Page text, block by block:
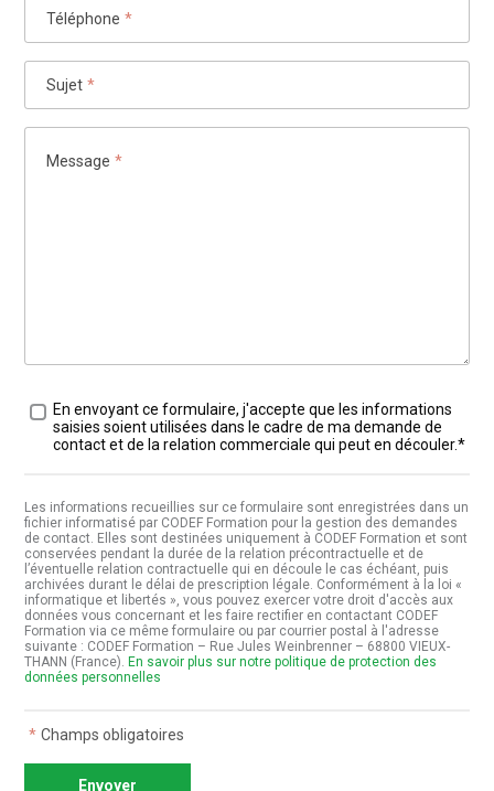
Téléphone *
Sujet *
Message *
Traitement des données *
En envoyant ce formulaire, j'accepte que les informations
saisies soient utilisées dans le cadre de ma demande de
contact et de la relation commerciale qui peut en découler.*
Les informations recueillies sur ce formulaire sont enregistrées dans un
fichier informatisé par CODEF Formation pour la gestion des demandes
de contact. Elles sont destinées uniquement à CODEF Formation et sont
conservées pendant la durée de la relation précontractuelle et de
l’éventuelle relation contractuelle qui en découle le cas échéant, puis
archivées durant le délai de prescription légale. Conformément à la loi «
informatique et libertés », vous pouvez exercer votre droit d'accès aux
données vous concernant et les faire rectifier en contactant CODEF
Formation via ce même formulaire ou par courrier postal à l'adresse
suivante : CODEF Formation – Rue Jules Weinbrenner – 68800 VIEUX-
THANN (France). En savoir plus sur notre politique de protection des
données personnelles
* Champs obligatoires